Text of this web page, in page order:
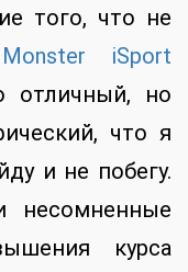
того, что не
Monster iSport
отличный, но
что я
и не побегу.
несомненные
курса